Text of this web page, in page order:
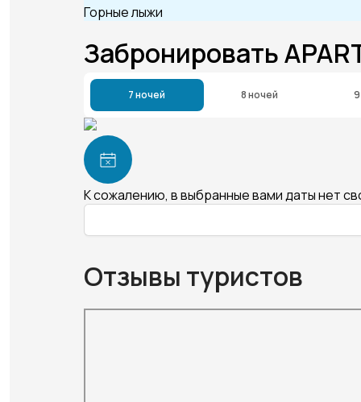
Горные лыжи
Забронировать
7 ночей 8 ночей
К сожалению, в выбранные вами даты нет
Отзывы туристов